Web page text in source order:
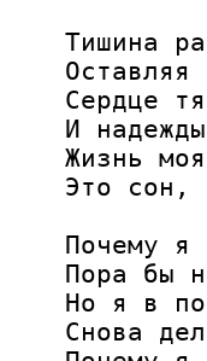
Тишина
Сердце
И
Жизнь
Это сон,
Почему я
Пора бы
Но я в
Снова